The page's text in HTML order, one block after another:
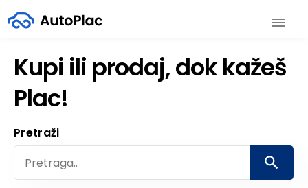
Kupi ili prodaj, dok kažeš
Plac!
Pretraži